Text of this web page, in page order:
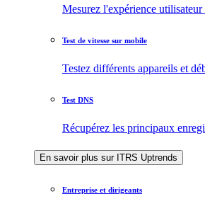
Mesurez l'expérience
Test de vitesse sur mobile
Testez différents appareils et
Test DNS
Récupérez les principaux
En savoir plus sur ITRS Uptrends
Entreprise et dirigeants